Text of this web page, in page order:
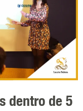
dentro de 5